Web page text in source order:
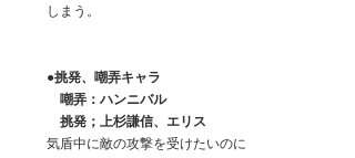
しまう。
●挑発、嘲弄キャラ
嘲弄：ハンニバル
挑発；上杉謙信、エリス
気盾中に敵の攻撃を受けたいのに